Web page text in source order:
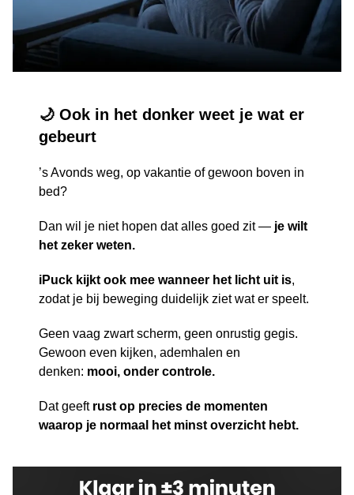
🌙 Ook in het donker weet je wat er
gebeurt
’s Avonds weg, op vakantie of gewoon boven in
bed?
Dan wil je niet hopen dat alles goed zit — je wilt
het zeker weten.
iPuck kijkt ook mee wanneer het licht uit is,
zodat je bij beweging duidelijk ziet wat er speelt.
Geen vaag zwart scherm, geen onrustig gegis.
Gewoon even kijken, ademhalen en
denken: mooi, onder controle.
Dat geeft rust op precies de momenten
waarop je normaal het minst overzicht hebt.